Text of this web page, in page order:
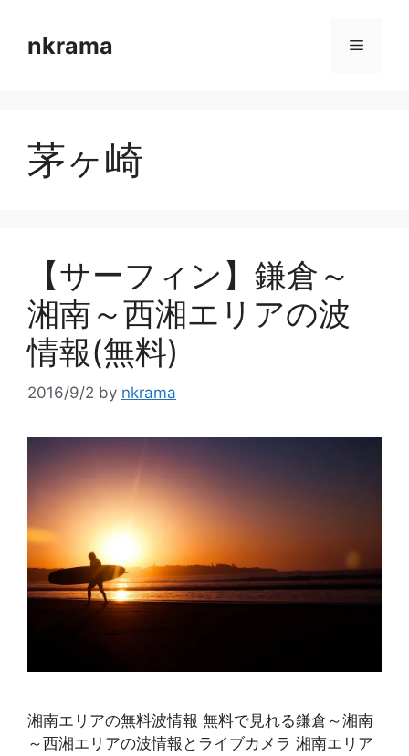
nkrama メ
茅ヶ崎
【サーフィン】鎌倉～
湘南～西湘エリアの波
情報(無料)
2016/9/2 by nkrama
湘南エリアの無料波情報 無料で見れる鎌倉～湘南
～西湘エリアの波情報とライブカメラ 湘南エリア